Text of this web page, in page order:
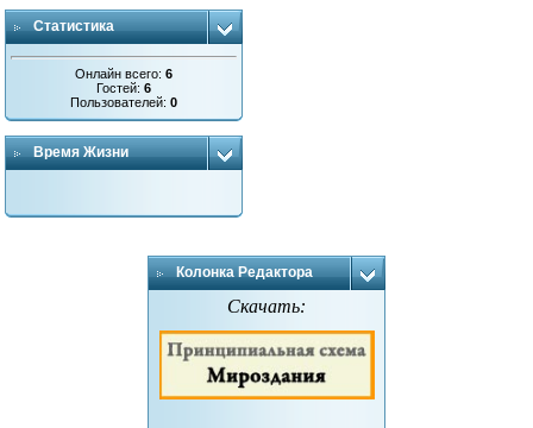
Статистика
Онлайн всего:6
Гостей:6
Пользователей:0
Время Жизни
Колонка Редактора
Скачать: